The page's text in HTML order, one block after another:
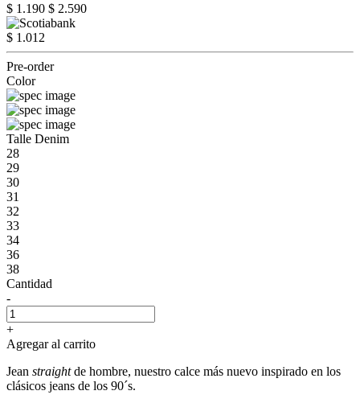
$ 1.190 $ 2.590
$ 1.012
Pre-order
Color
Talle Denim
28
29
30
31
32
33
34
36
38
Cantidad
-
+
Agregar al carrito
Jean straightde hombre, nuestro calce más nuevo inspirado en los
clásicos jeans de los 90´s.